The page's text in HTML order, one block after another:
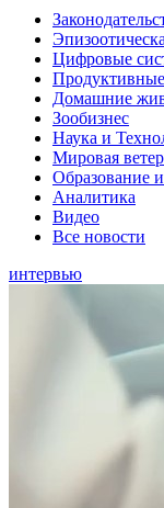
Цифровые
Домашние
Зообизнес
Наука и
Мировая
Образование и
Аналитика
Видео
Все новости
интервью